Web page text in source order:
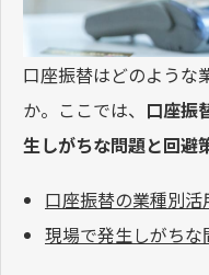
口座振替はどのような
か。ここでは、 口座振
生しがちな問題と回避
口座振替の業種別活
現場で発生しがちな